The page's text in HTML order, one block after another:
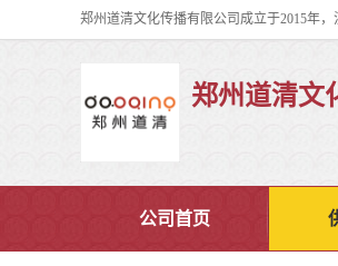
郑州道清文
公司首页